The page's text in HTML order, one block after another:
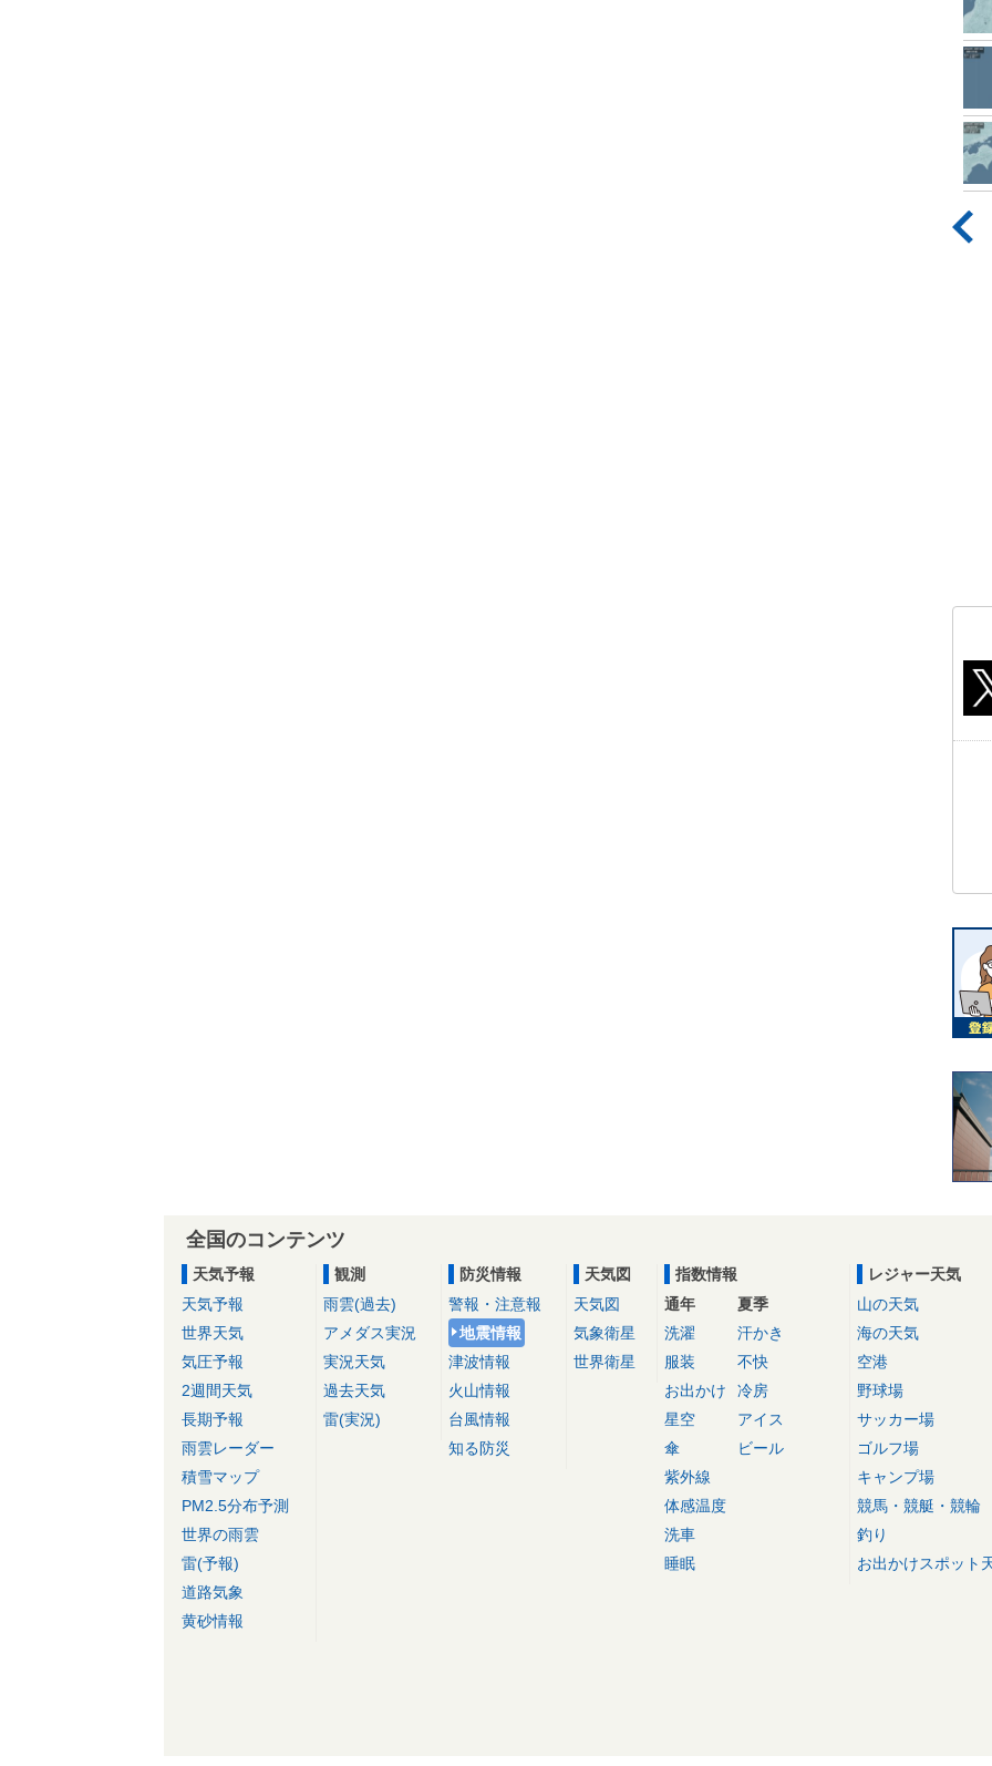
全国のコンテンツ
天気予報
天気予報
世界天気
気圧予報
2週間天気
長期予報
雨雲レーダー
積雪マップ
PM2.5分布予測
世界の雨雲
雷(予報)
道路気象
黄砂情報
観測
雨雲(過去)
アメダス実況
実況天気
過去天気
雷(実況)
防災情報
警報・注意報
地震情報
津波情報
火山情報
台風情報
知る防災
天気図
天気図
気象衛星
世界衛星
指数情報
通年
洗濯
服装
お出かけ
星空
傘
紫外線
体感温度
洗車
睡眠
夏季
汗かき
不快
冷房
アイス
ビール
レジャー天気
山の天気
海の天気
空港
野球場
サッカー場
ゴルフ場
キャンプ場
競馬・競艇・競輪
釣り
お出かけスポット